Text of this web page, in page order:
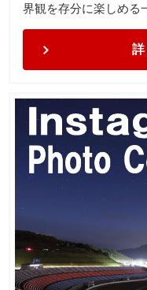
界観を存分に楽しめる
詳